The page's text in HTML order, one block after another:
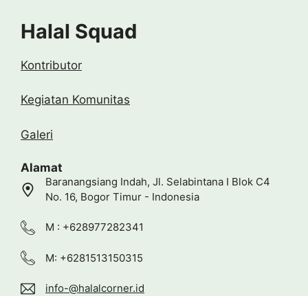
Halal Squad
Kontributor
Kegiatan Komunitas
Galeri
Alamat
Baranangsiang Indah, Jl. Selabintana I Blok C4
No. 16, Bogor Timur - Indonesia
M : +628977282341
M: +6281513150315
info-@halalcorner.id